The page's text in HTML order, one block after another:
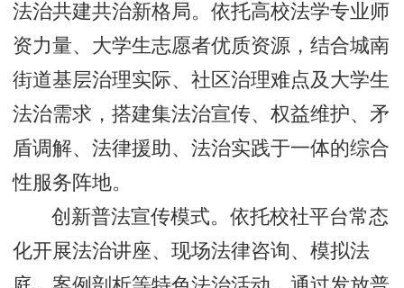
法治共建共治新格局。依托高校法学专业师
资力量、大学生志愿者优质资源，结合城南
街道基层治理实际、社区治理难点及大学生
法治需求，搭建集法治宣传、权益维护、矛
盾调解、法律援助、法治实践于一体的综合
性服务阵地。
创新普法宣传模式。依托校社平台常态
化开展法治讲座、现场法律咨询、模拟法